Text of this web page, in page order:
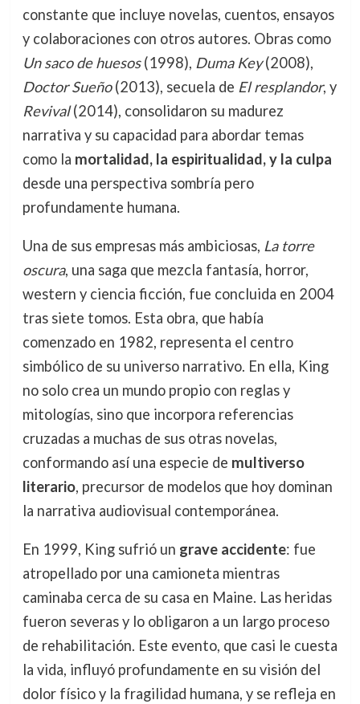
constante que incluye novelas, cuentos, ensayos
y colaboraciones con otros autores. Obras como
Un saco de huesos(1998), Duma Key(2008),
Doctor Sueño(2013), secuela de El resplandor, y
Revival(2014), consolidaron su madurez
narrativa y su capacidad para abordar temas
como la mortalidad, la espiritualidad, y la culpa
desde una perspectiva sombría pero
profundamente humana.
Una de sus empresas más ambiciosas, La torre
oscura, una saga que mezcla fantasía, horror,
western y ciencia ficción, fue concluida en 2004
tras siete tomos. Esta obra, que había
comenzado en 1982, representa el centro
simbólico de su universo narrativo. En ella, King
no solo crea un mundo propio con reglas y
mitologías, sino que incorpora referencias
cruzadas a muchas de sus otras novelas,
conformando así una especie de multiverso
literario, precursor de modelos que hoy dominan
la narrativa audiovisual contemporánea.
En 1999, King sufrió un grave accidente: fue
atropellado por una camioneta mientras
caminaba cerca de su casa en Maine. Las heridas
fueron severas y lo obligaron a un largo proceso
de rehabilitación. Este evento, que casi le cuesta
la vida, influyó profundamente en su visión del
dolor físico y la fragilidad humana, y se refleja en